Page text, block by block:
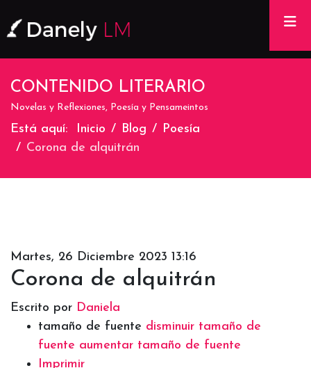
CONTENIDO LITERARIO
Novelas y Reflexiones, Poesía y Pensameintos
Está aquí: Inicio Blog
Poesía
Corona de alquitrán
Martes, 26 Diciembre 2023 13:16
Corona de alquitrán
Escrito por Daniela
tamaño de fuente disminuir tamaño de
fuente aumentar tamaño de fuente
Imprimir